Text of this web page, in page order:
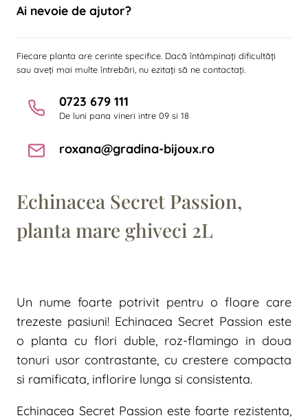
Ai nevoie de ajutor?
Fiecare planta are cerinte specifice. Dacă întâmpinați dificultăți
sau aveți mai multe întrebări, nu ezitați să ne contactați.
0723 679 111
De luni pana vineri intre 09 si 18
roxana@gradina-bijoux.ro
Echinacea Secret Passion,
planta mare ghiveci 2L
Un nume foarte potrivit pentru o floare care
trezeste pasiuni! Echinacea Secret Passion este
o planta cu flori duble, roz-flamingo in doua
tonuri usor contrastante, cu crestere compacta
si ramificata, inflorire lunga si consistenta.
Echinacea Secret Passion este foarte rezistenta,